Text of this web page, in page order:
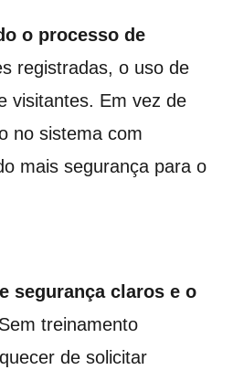
o processo de
registradas, o uso de
visitantes. Em vez de
no sistema com
mais segurança para o
segurança claros e o
treinamento
de solicitar